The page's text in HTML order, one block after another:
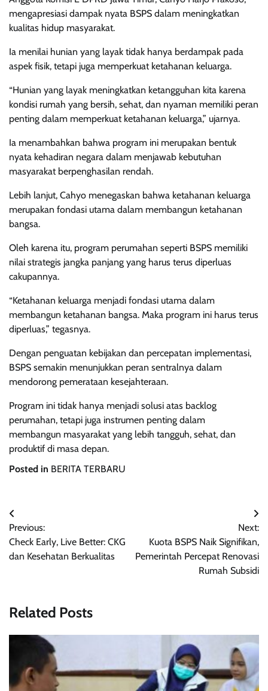
mengapresiasi dampak nyata BSPS dalam meningkatkan
kualitas hidup masyarakat.
Ia menilai hunian yang layak tidak hanya berdampak pada
aspek fisik, tetapi juga memperkuat ketahanan keluarga.
“Hunian yang layak meningkatkan ketangguhan kita karena
kondisi rumah yang bersih, sehat, dan nyaman memiliki peran
penting dalam memperkuat ketahanan keluarga,” ujarnya.
Ia menambahkan bahwa program ini merupakan bentuk
nyata kehadiran negara dalam menjawab kebutuhan
masyarakat berpenghasilan rendah.
Lebih lanjut, Cahyo menegaskan bahwa ketahanan keluarga
merupakan fondasi utama dalam membangun ketahanan
bangsa.
Oleh karena itu, program perumahan seperti BSPS memiliki
nilai strategis jangka panjang yang harus terus diperluas
cakupannya.
“Ketahanan keluarga menjadi fondasi utama dalam
membangun ketahanan bangsa. Maka program ini harus terus
diperluas,” tegasnya.
Dengan penguatan kebijakan dan percepatan implementasi,
BSPS semakin menunjukkan peran sentralnya dalam
mendorong pemerataan kesejahteraan.
Program ini tidak hanya menjadi solusi atas backlog
perumahan, tetapi juga instrumen penting dalam
membangun masyarakat yang lebih tangguh, sehat, dan
produktif di masa depan.
Posted in BERITA TERBARU
Post
navigation
Previous:
Check Early, Live Better: CKG
dan Kesehatan Berkualitas
Next:
Kuota BSPS Naik Signifikan,
Pemerintah Percepat Renovasi
Rumah Subsidi
Related Posts